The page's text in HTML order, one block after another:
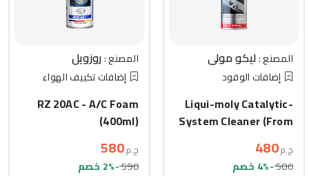
المصنع :ليكو مولي
إضافات الوقود
Liqui-moly Catalytic-
System Cleaner (From
(300ml)
ج.م480
500-4% خصم
المصنع :روزويل
إضافات تكييف الهواء
RZ 20AC - A/C Foam
(400ml)
ج.م580
590-2% خصم